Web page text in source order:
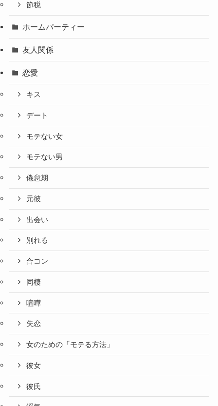
節税
ホームパーティー
友人関係
恋愛
キス
デート
モテない女
モテない男
倦怠期
元彼
出会い
別れる
合コン
同棲
喧嘩
失恋
女のための「モテる方法」
彼女
彼氏